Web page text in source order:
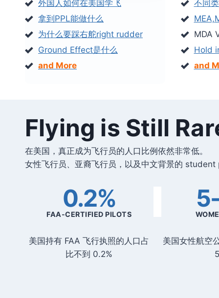
外国人如何在美国学飞
拿到PPL能做什么
为什么要踩右舵right rudder
Ground Effect是什么
and More
不同
MDA
Hold
and
Flying is Still
在美国，真正成为飞行员的人口比例依然非常低。
女性飞行员、亚裔飞行员，以及中文背景的
0.2%
FAA-CERTIFIED PILOTS
美国持有 FAA 飞行执照的人口占
比不到 0.2%
美国女性航空